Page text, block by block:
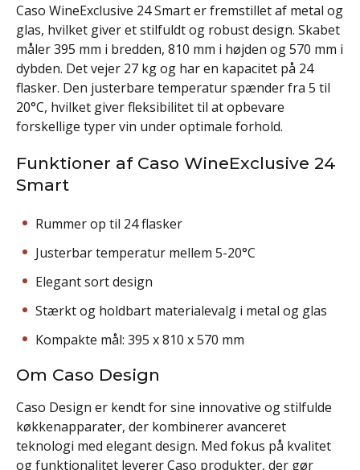
Caso WineExclusive 24 Smart er fremstillet af metal og
glas, hvilket giver et stilfuldt og robust design. Skabet
måler 395 mm i bredden, 810 mm i højden og 570 mm i
dybden. Det vejer 27 kg og har en kapacitet på 24
flasker. Den justerbare temperatur spænder fra 5 til
20°C, hvilket giver fleksibilitet til at opbevare
forskellige typer vin under optimale forhold.
Funktioner af Caso WineExclusive 24
Smart
Rummer op til 24 flasker
Justerbar temperatur mellem 5-20°C
Elegant sort design
Stærkt og holdbart materialevalg i metal og glas
Kompakte mål: 395 x 810 x 570 mm
Om Caso Design
Caso Design er kendt for sine innovative og stilfulde
køkkenapparater, der kombinerer avanceret
teknologi med elegant design. Med fokus på kvalitet
og funktionalitet leverer Caso produkter, der gør